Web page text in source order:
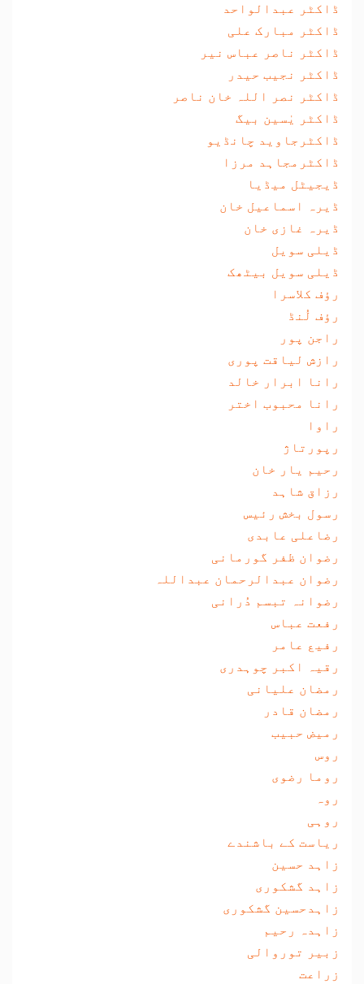
ڈاکٹر عبدالواحد
ڈاکٹر مبارک علی
ڈاکٹر ناصر عباس نیر
ڈاکٹر نجیب حیدر
ڈاکٹر نصر اللہ خان ناصر
ڈاکٹر یٰسین بیگ
ڈاکٹرجاوید چانڈیو
ڈاکٹرمجاہد مرزا
ڈیجیٹل میڈیا
ڈیرہ اسماعیل خان
ڈیرہ غازی خان
ڈیلی سویل
ڈیلی سویل بیٹھک
رؤف کلاسرا
رؤف لُنڈ
راجن پور
رازش لیاقت پوری
رانا ابرار خالد
رانا محبوب اختر
راوا
رپورتاژ
رحیم یار خان
رزاق شاہد
رسول بخش رئیس
رضاعلی عابدی
رضوان ظفر گورمانی
رضوان عبدالرحمان عبداللہ
رضوانہ تبسم دُرانی
رفعت عباس
رفیع عامر
رقیہ اکبر چوہدری
رمضان علیانی
رمضان قادر
رمیض حبیب
روس
روما رضوی
روہ
روہی
ریاست کے باشندے
زاہد حسین
زاہد گشکوری
زاہدحسین گشکوری
زاہدہ رحیم
زبیر توروالی
زراعت